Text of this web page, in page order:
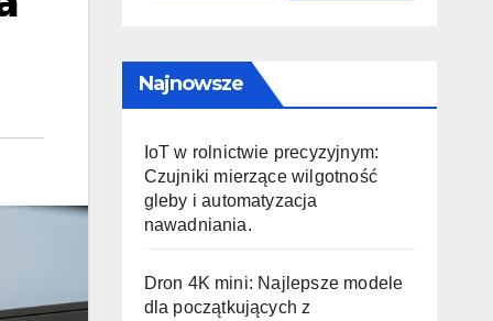
Najnowsze
IoT w rolnictwie precyzyjnym:
Czujniki mierzące wilgotność
gleby i automatyzacja
nawadniania.
Dron 4K mini: Najlepsze modele
dla początkujących z